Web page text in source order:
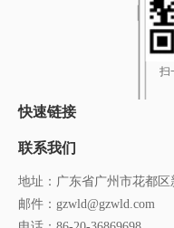
扫
快速链接
联系我们
地址：广东省广州市花都
邮件： gzwld@gzwld.com